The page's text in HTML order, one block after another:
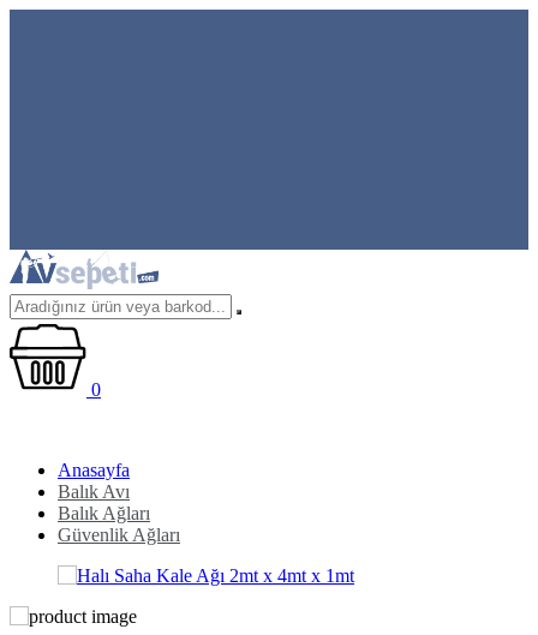
0
Anasayfa
Balık Avı
Balık Ağları
Güvenlik Ağları